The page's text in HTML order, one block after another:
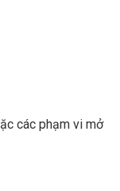
các phạm vi mở